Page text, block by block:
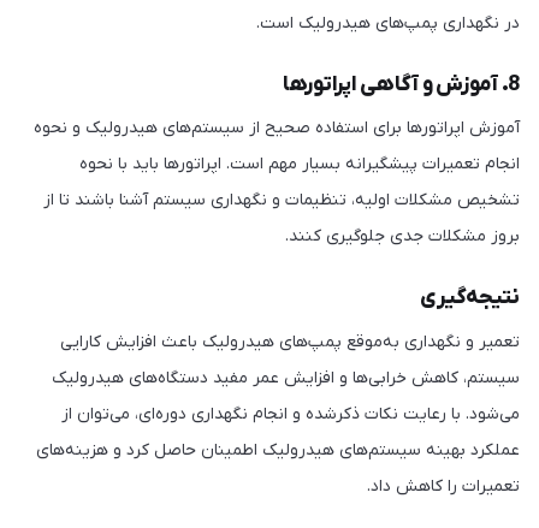
در نگهداری پمپ‌های هیدرولیک است.
8. آموزش و آگاهی اپراتورها
آموزش اپراتورها برای استفاده صحیح از سیستم‌های هیدرولیک و نحوه
انجام تعمیرات پیشگیرانه بسیار مهم است. اپراتورها باید با نحوه
تشخیص مشکلات اولیه، تنظیمات و نگهداری سیستم آشنا باشند تا از
بروز مشکلات جدی جلوگیری کنند.
نتیجه‌گیری
تعمیر و نگهداری به‌موقع پمپ‌های هیدرولیک باعث افزایش کارایی
سیستم، کاهش خرابی‌ها و افزایش عمر مفید دستگاه‌های هیدرولیک
می‌شود. با رعایت نکات ذکرشده و انجام نگهداری دوره‌ای، می‌توان از
عملکرد بهینه سیستم‌های هیدرولیک اطمینان حاصل کرد و هزینه‌های
تعمیرات را کاهش داد.